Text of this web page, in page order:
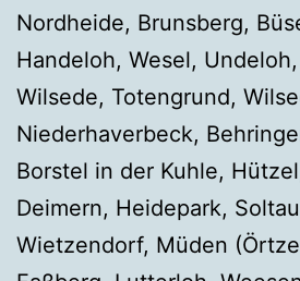
Nordheide, Brunsberg,
Handeloh, Wesel,
Wilsede, Totengrund,
Niederhaverbeck,
Borstel in der Kuhle,
Deimern, Heidepark,
Wietzendorf, Müden